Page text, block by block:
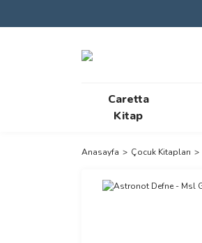
Caretta
Kitap
Anasayfa Çocuk Kitapları